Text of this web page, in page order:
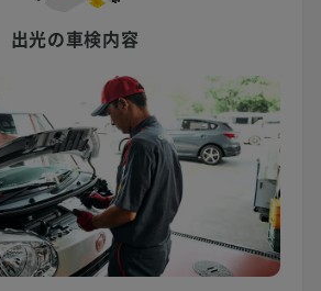
出光の車検内容